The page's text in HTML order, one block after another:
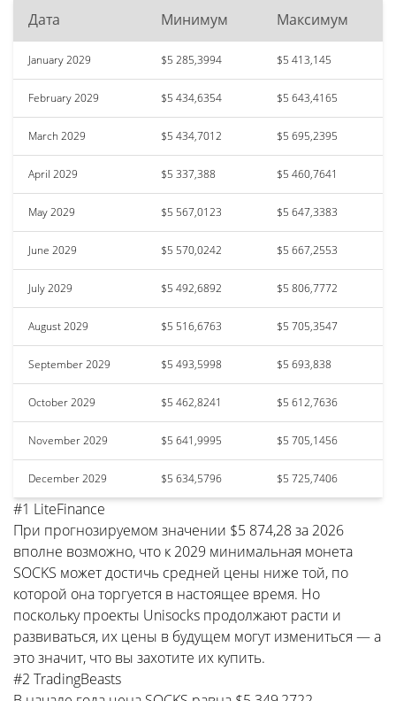
Дата Минимум Максимум
January 2029 $5 285,3994 $5 413,145
February 2029 $5 434,6354 $5 643,4165
March 2029 $5 434,7012 $5 695,2395
April 2029 $5 337,388 $5 460,7641
May 2029 $5 567,0123 $5 647,3383
June 2029 $5 570,0242 $5 667,2553
July 2029 $5 492,6892 $5 806,7772
August 2029 $5 516,6763 $5 705,3547
September 2029 $5 493,5998 $5 693,838
October 2029 $5 462,8241 $5 612,7636
November 2029 $5 641,9995 $5 705,1456
December 2029 $5 634,5796 $5 725,7406
#1 LiteFinance
При прогнозируемом значении $5 874,28 за 2026
вполне возможно, что к 2029 минимальная монета
SOCKS может достичь средней цены ниже той, по
которой она торгуется в настоящее время. Но
поскольку проекты Unisocks продолжают расти и
развиваться, их цены в будущем могут измениться — а
это значит, что вы захотите их купить.
#2 TradingBeasts